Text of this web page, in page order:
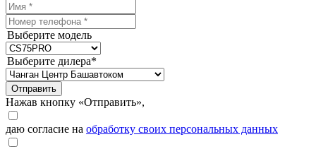
Выберите модель
Выберите дилера*
Отправить
Нажав кнопку «Отправить»,
даю согласие на обработку своих персональных данных